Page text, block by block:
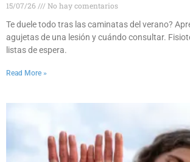
15/07/26
No hay comentarios
Te duele todo tras las caminatas del verano?
agujetas de una lesión y cuándo consultar.
listas de espera.
Read More »